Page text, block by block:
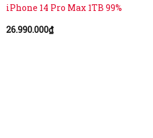
iPhone 14 Pro Max 1TB 99%
26.990.000₫